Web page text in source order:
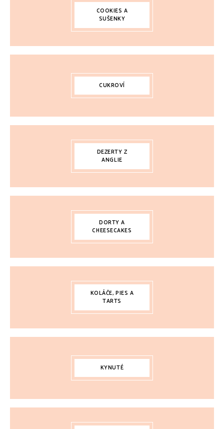
COOKIES A
SUŠENKY
CUKROVÍ
DEZERTY Z
ANGLIE
DORTY A
CHEESECAKES
KOLÁČE, PIES A
TARTS
KYNUTÉ